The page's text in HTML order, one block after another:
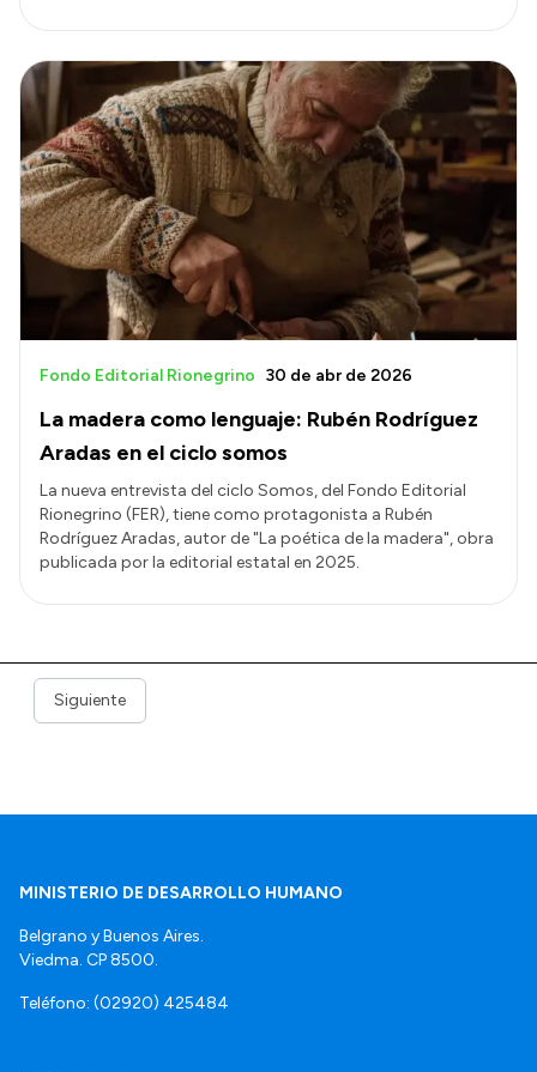
La madera como lenguaje: Rubén Rodríguez
Aradas en el ciclo somos
Fondo Editorial Rionegrino 30 de abr de 2026
La nueva entrevista del ciclo Somos, del Fondo Editorial
Rionegrino (FER), tiene como protagonista a Rubén
Rodríguez Aradas, autor de "La poética de la madera", obra
publicada por la editorial estatal en 2025.
Siguiente
MINISTERIO DE DESARROLLO HUMANO
Belgrano y Buenos Aires.
Viedma. CP 8500.
Teléfono: (02920) 425484